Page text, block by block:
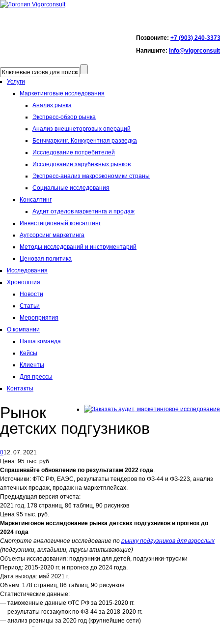
Позвоните: +7 (903) 240-3373
Напишите:
Услуги
Маркетинговые исследования
Анализ рынка
Экспресс-обзор рынка
Анализ внешнеторговых операций
Бенчмаркинг. Конкурентная разведка
Исследование потребителей
Исследование зарубежных рынков
Экспресс-анализ макроэкономики страны
Социальные исследования
Консалтинг
Аудит отделов маркетинга и продаж
Инвестиционный консалтинг
Аутсорсинг маркетинга
Методы исследований и инструментарий
Ценовая политика
Исследования
Хронология
Новости
Статьи
Мероприятия
О компании
Наша команда
Кейсы
Клиенты
Для прессы
Контакты
Рынок
детских подгузников
012. 07. 2021
Цена: 95 тыс. руб.
Спрашивайте обновление по результатам 2022 года.
Источники: ФТС РФ, ЕАЭС, результаты тендеров по ФЗ-44 и ФЗ-223, анализ
аптечных продаж, продаж на маркетплейсах.
Предыдущая версия отчета:
2021 год, 178 страниц, 86 таблиц, 90 рисунков
Цена 95 тыс. руб.
Маркетинговое исследование рынка детских подгузников и прогноз до
2024 года
Смотрите аналогичное исследование по рынку подгузников для взрослых
(подгузники, вкладыши, трусы впитывающие)
Объекты исследования: подгузники для детей, подгузники-трусики
Период: 2015-2020 гг. и прогноз до 2024 года.
Дата выхода: май 2021 г.
Объём: 178 страниц, 86 таблиц, 90 рисунков
Статистические данные:
— таможенные данные ФТС РФ за 2015-2020 гг.
— результаты госзакупок по ФЗ-44 за 2018-2020 гг.
— анализ розницы за 2020 год (крупнейшие сети)